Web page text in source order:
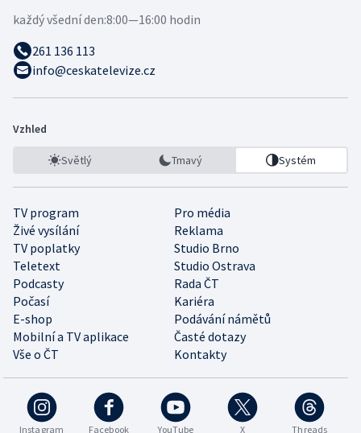
každý všední den:8:00—16:00 hodin
261 136 113
info@ceskatelevize.cz
Vzhled
Světlý Tmavý Systém
TV program
Pro média
Živé vysílání
Reklama
TV poplatky
Studio Brno
Teletext
Studio Ostrava
Podcasty
Rada ČT
Počasí
Kariéra
E-shop
Podávání námětů
Mobilní a TV aplikace
Časté dotazy
Vše o ČT
Kontakty
Instagram Facebook YouTube X Threads